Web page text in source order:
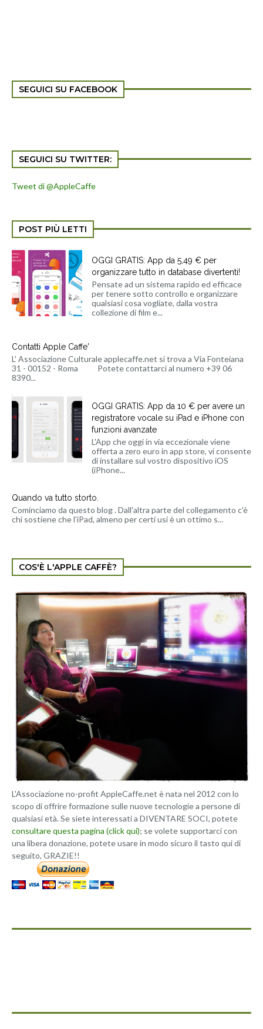
SEGUICI SU FACEBOOK
SEGUICI SU TWITTER:
Tweet di @AppleCaffe
POST PIÙ LETTI
OGGI GRATIS: App da 5,49 € per
organizzare tutto in database divertenti!
Pensate ad un sistema rapido ed efficace
per tenere sotto controllo e organizzare
qualsiasi cosa vogliate, dalla vostra
collezione di film e...
Contatti Apple Caffe'
L' Associazione Culturale applecaffe.net si trova a Via Fonteiana
31 - 00152 - Roma Potete contattarci al numero +39 06
8390...
OGGI GRATIS: App da 10 € per avere un
registratore vocale su iPad e iPhone con
funzioni avanzate
L'App che oggi in via eccezionale viene
offerta a zero euro in app store, vi consente
di installare sul vostro dispositivo iOS
(iPhone...
Quando va tutto storto.
Cominciamo da questo blog . Dall'altra parte del collegamento c'è
chi sostiene che l'iPad, almeno per certi usi è un ottimo s...
COS'È L'APPLE CAFFÈ?
L'Associazione no-profit AppleCaffe.net è nata nel 2012 con lo
scopo di offrire formazione sulle nuove tecnologie a persone di
qualsiasi età. Se siete interessati a DIVENTARE SOCI, potete
consultare questa pagina (click qui); se volete supportarci con
una libera donazione, potete usare in modo sicuro il tasto qui di
seguito, GRAZIE!!